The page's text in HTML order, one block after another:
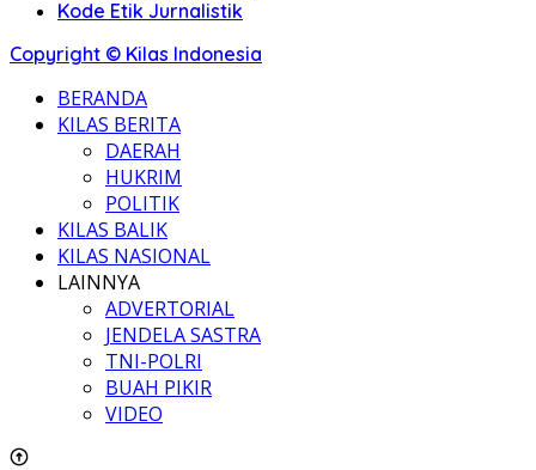
Kode Etik Jurnalistik
Copyright © Kilas Indonesia
BERANDA
KILAS BERITA
DAERAH
HUKRIM
POLITIK
KILAS BALIK
KILAS NASIONAL
LAINNYA
ADVERTORIAL
JENDELA SASTRA
TNI-POLRI
BUAH PIKIR
VIDEO